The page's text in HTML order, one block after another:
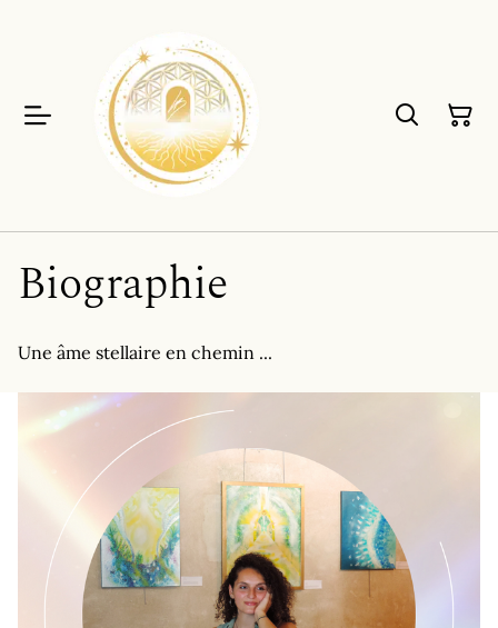
Biographie
Une âme stellaire en chemin ...